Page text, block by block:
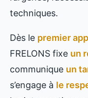
techniques.
Dès le premier
FRELONS fixe un
communique un
s’engage à le